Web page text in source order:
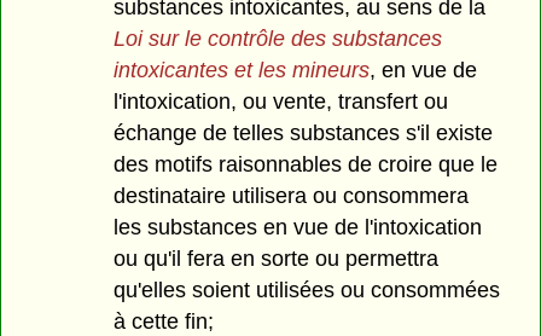
substances intoxicantes, au sens de la
Loi sur le contrôle des substances
intoxicantes et les mineurs, en vue de
l'intoxication, ou vente, transfert ou
échange de telles substances s'il existe
des motifs raisonnables de croire que le
destinataire utilisera ou consommera
les substances en vue de l'intoxication
ou qu'il fera en sorte ou permettra
qu'elles soient utilisées ou consommées
à cette fin;